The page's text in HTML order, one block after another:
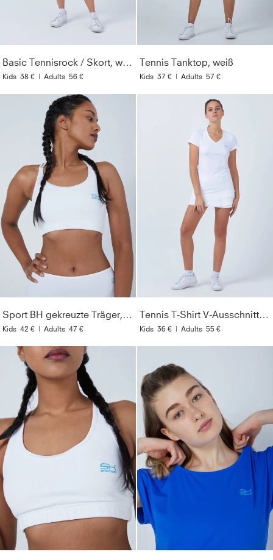
Basic Tennisrock / Skort, weiß
Kids 38 € | Adults 56 €
Tennis Tanktop, weiß
Kids 37 € | Adults 57 €
Sport BH gekreuzte Träger, weiß
Kids 42 € | Adults 47 €
Tennis T-Shirt V-Ausschnitt Damen & Mädchen, weiß
Kids 36 € | Adults 55 €